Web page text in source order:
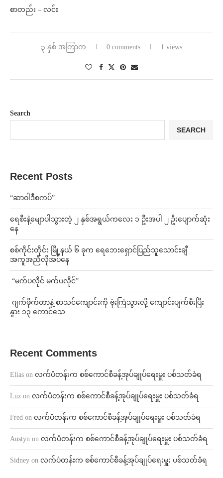
စာတည်း – လင်း
၃ နှစ် အကြာက 0 comments 1 views
Search
SEARCH
Recent Posts
“ဆာဝါဒီစကပ်”
ရေစီးနဲ့မျောပါသွားတဲ့ ၂ နှစ်အရွယ်ကလေး ၁ ဦးအပါ ၂ ဦးပျောက်ဆုံး
နေ
စစ်ကိုင်းတိုင်း မြို့နယ် ၆ ခုက ရေဘေးရှောင်ပြည်သူသောင်းချီ
အကူအညီလိုအပ်နေ
⁨ ⁨“မက်ပလိုင် မက်ပလိုင်”
⁨⁩ ⁨ဂျက်ဖိုက်တာနဲ့ စာသင်ကျောင်းကို ဗုံးကြဲသွားလို့ ကျောင်းပျက်စီးပြီး
နွား ၁၃ ကောင်သေ
Recent Comments
Elias on လက်ပံတန်းက စစ်ကောင်စီခန့်အုပ်ချုပ်ရေးမှူး ပစ်သတ်ခံရ
Luz on လက်ပံတန်းက စစ်ကောင်စီခန့်အုပ်ချုပ်ရေးမှူး ပစ်သတ်ခံရ
Fred on လက်ပံတန်းက စစ်ကောင်စီခန့်အုပ်ချုပ်ရေးမှူး ပစ်သတ်ခံရ
Austyn on လက်ပံတန်းက စစ်ကောင်စီခန့်အုပ်ချုပ်ရေးမှူး ပစ်သတ်ခံရ
Sidney on လက်ပံတန်းက စစ်ကောင်စီခန့်အုပ်ချုပ်ရေးမှူး ပစ်သတ်ခံရ